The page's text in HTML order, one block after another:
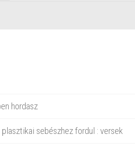
hordasz
sebészhez fordul : versek